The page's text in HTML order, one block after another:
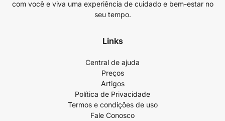
com você e viva uma experiência de cuidado e bem-estar no
seu tempo.
Links
Central de ajuda
Preços
Artigos
Política de Privacidade
Termos e condições de uso
Fale Conosco